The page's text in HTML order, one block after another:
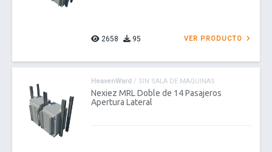
2658 95 VER PRODUCTO
HeavenWard / SIN SALA DE MAQUINAS
Nexiez MRL Doble de 14 Pasajeros
Apertura Lateral